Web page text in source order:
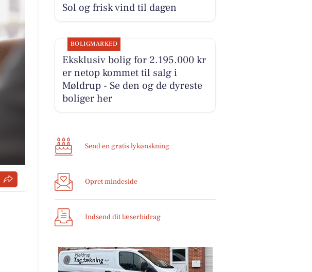
Sol og frisk vind til dagen
BOLIGMARKED
Eksklusiv bolig for 2.195.000 kr
er netop kommet til salg i
Møldrup - Se den og de dyreste
boliger her
Send en gratis lykønskning
Opret mindeside
Indsend dit læserbidrag